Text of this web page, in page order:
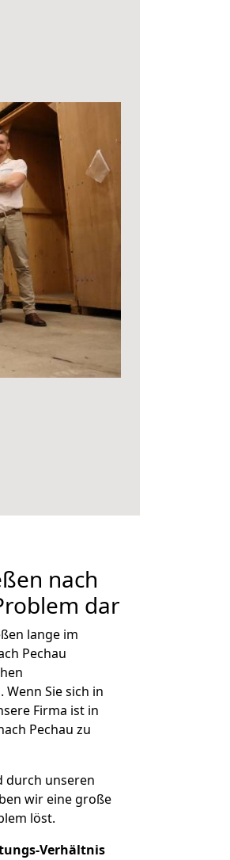
nach
dar
lange im
Pechau
. Wenn Sie sich in
Firma ist in
Pechau zu
durch unseren
wir eine große
löst.
Verhältnis